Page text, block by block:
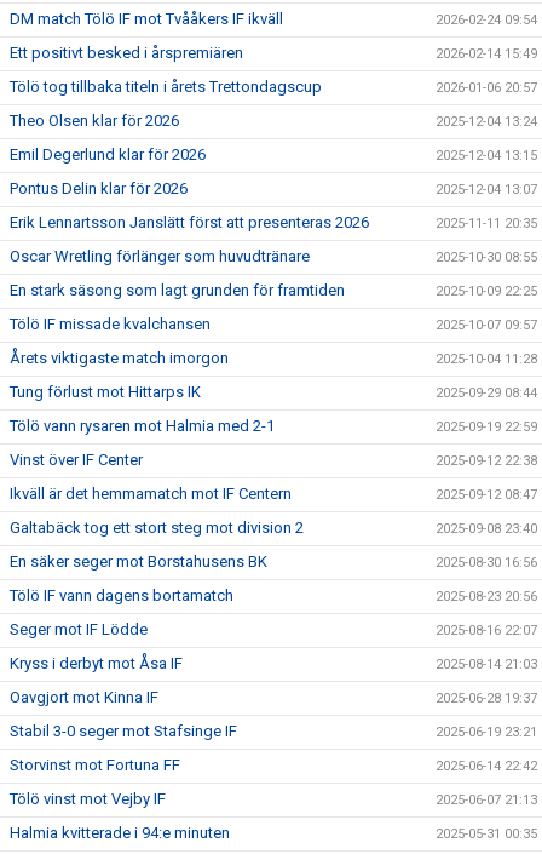
DM match Tölö IF mot Tvååkers IF ikväll 2026-02-24 09:54
Ett positivt besked i årspremiären 2026-02-14 15:49
Tölö tog tillbaka titeln i årets Trettondagscup 2026-01-06 20:57
Theo Olsen klar för 2026 2025-12-04 13:24
Emil Degerlund klar för 2026 2025-12-04 13:15
Pontus Delin klar för 2026 2025-12-04 13:07
Erik Lennartsson Janslätt först att presenteras 2026 2025-11-11 20:35
Oscar Wretling förlänger som huvudtränare 2025-10-30 08:55
En stark säsong som lagt grunden för framtiden 2025-10-09 22:25
Tölö IF missade kvalchansen 2025-10-07 09:57
Årets viktigaste match imorgon 2025-10-04 11:28
Tung förlust mot Hittarps IK 2025-09-29 08:44
Tölö vann rysaren mot Halmia med 2-1 2025-09-19 22:59
Vinst över IF Center 2025-09-12 22:38
Ikväll är det hemmamatch mot IF Centern 2025-09-12 08:47
Galtabäck tog ett stort steg mot division 2 2025-09-08 23:40
En säker seger mot Borstahusens BK 2025-08-30 16:56
Tölö IF vann dagens bortamatch 2025-08-23 20:56
Seger mot IF Lödde 2025-08-16 22:07
Kryss i derbyt mot Åsa IF 2025-08-14 21:03
Oavgjort mot Kinna IF 2025-06-28 19:37
Stabil 3-0 seger mot Stafsinge IF 2025-06-19 23:21
Storvinst mot Fortuna FF 2025-06-14 22:42
Tölö vinst mot Vejby IF 2025-06-07 21:13
Halmia kvitterade i 94:e minuten 2025-05-31 00:35